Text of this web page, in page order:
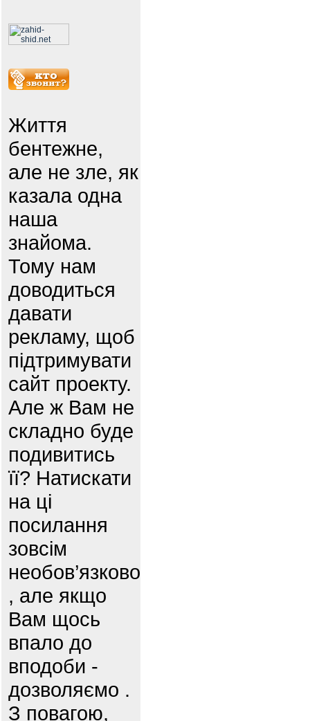
Життя
бентежне,
але не зле, як
казала одна
наша
знайома.
Тому нам
доводиться
давати
рекламу, щоб
підтримувати
сайт проекту.
Але ж Вам не
складно буде
подивитись
її? Натискати
на ці
посилання
зовсім
необов’язково
, але якщо
Вам щось
впало до
вподоби -
дозволяємо .
З повагою,